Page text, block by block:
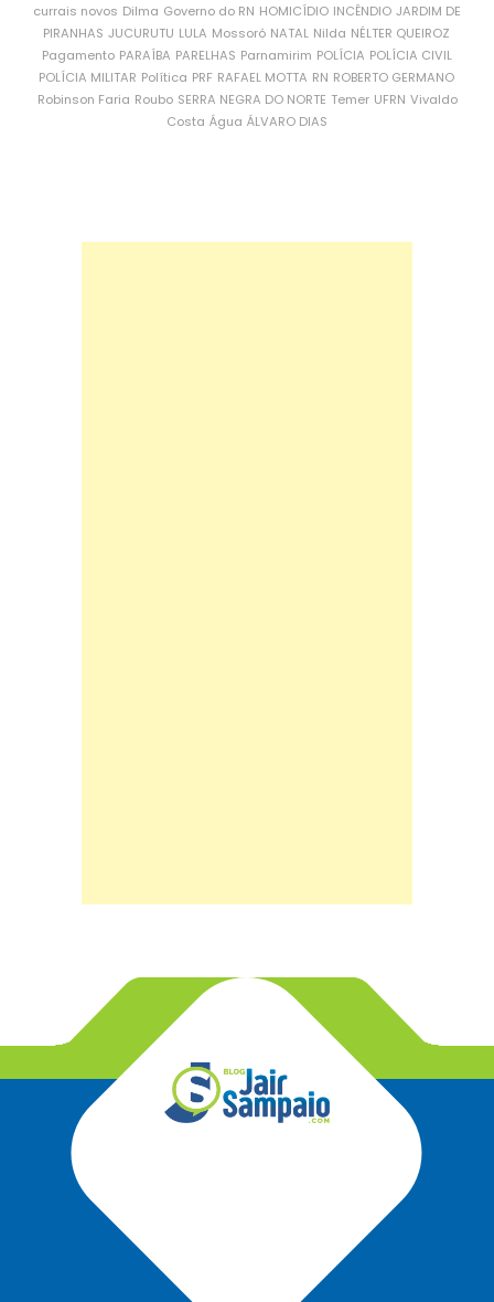
currais novos Dilma Governo do RN HOMICÍDIO INCÊNDIO JARDIM DE
PIRANHAS JUCURUTU LULA Mossoró NATAL Nilda NÉLTER QUEIROZ
Pagamento PARAÍBA PARELHAS Parnamirim POLÍCIA POLÍCIA CIVIL
POLÍCIA MILITAR Política PRF RAFAEL MOTTA RN ROBERTO GERMANO
Robinson Faria Roubo SERRA NEGRA DO NORTE Temer UFRN Vivaldo
Costa Água ÁLVARO DIAS